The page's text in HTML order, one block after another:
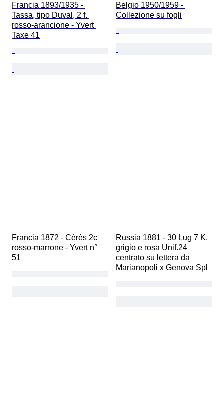
Francia 1893/1935 -
Tassa, tipo Duval, 2 f.
rosso-arancione - Yvert
Taxe 41
Belgio 1950/1959 -
Collezione su fogli
Francia 1872 - Cérès 2c
rosso-marrone - Yvert n°
51
Russia 1881 - 30 Lug 7 K.
grigio e rosa Unif.24
centrato su lettera da
Marianopoli x Genova Spl